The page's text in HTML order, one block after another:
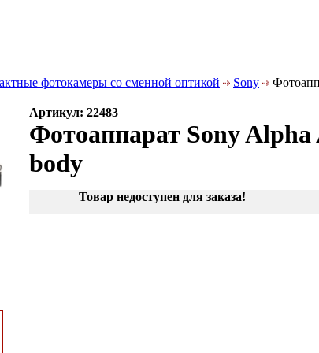
фотокамеры со сменной оптикой Sony
Артикул: 22483
Фотоаппарат Sony
body
Товар недоступен для заказа!